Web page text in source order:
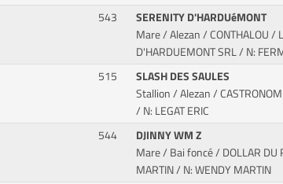
543
SERENITY D'HARDUéMONT
Mare / Alezan / CONTHALOU /
D'HARDUEMONT SRL / N:
515
SLASH DES SAULES
Stallion / Alezan /
/ N: LEGAT ERIC
544
DJINNY WM Z
Mare / Bai foncé / DOLLAR DU
MARTIN / N: WENDY MARTIN